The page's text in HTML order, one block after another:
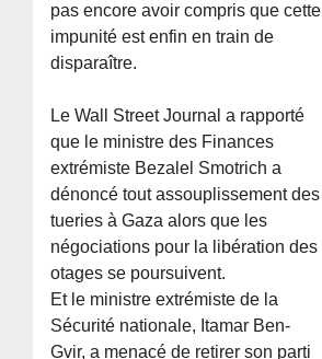
pas encore avoir compris que cette
impunité est enfin en train de
disparaître.
Le Wall Street Journal a rapporté
que le ministre des Finances
extrémiste Bezalel Smotrich a
dénoncé tout assouplissement des
tueries à Gaza alors que les
négociations pour la libération des
otages se poursuivent.
Et le ministre extrémiste de la
Sécurité nationale, Itamar Ben-
Gvir, a menacé de retirer son parti